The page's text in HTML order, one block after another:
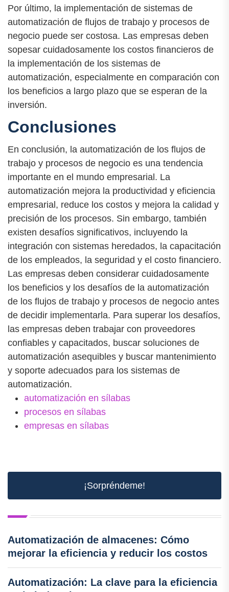
Por último, la implementación de sistemas de
automatización de flujos de trabajo y procesos de
negocio puede ser costosa. Las empresas deben
sopesar cuidadosamente los costos financieros de
la implementación de los sistemas de
automatización, especialmente en comparación con
los beneficios a largo plazo que se esperan de la
inversión.
Conclusiones
En conclusión, la automatización de los flujos de
trabajo y procesos de negocio es una tendencia
importante en el mundo empresarial. La
automatización mejora la productividad y eficiencia
empresarial, reduce los costos y mejora la calidad y
precisión de los procesos. Sin embargo, también
existen desafíos significativos, incluyendo la
integración con sistemas heredados, la capacitación
de los empleados, la seguridad y el costo financiero.
Las empresas deben considerar cuidadosamente
los beneficios y los desafíos de la automatización
de los flujos de trabajo y procesos de negocio antes
de decidir implementarla. Para superar los desafíos,
las empresas deben trabajar con proveedores
confiables y capacitados, buscar soluciones de
automatización asequibles y buscar mantenimiento
y soporte adecuados para los sistemas de
automatización.
automatización en sílabas
procesos en sílabas
empresas en sílabas
¡Sorpréndeme!
Automatización de almacenes: Cómo
mejorar la eficiencia y reducir los costos
Automatización: La clave para la eficiencia